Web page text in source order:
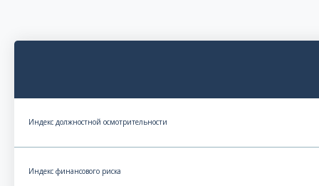
Индекс должностной осмотрительности
Индекс финансового риска